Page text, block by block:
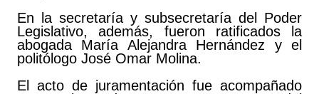
En la secretaría y subsecretaría del Poder
Legislativo, además, fueron ratificados la
abogada María Alejandra Hernández y el
politólogo José Omar Molina.
El acto de juramentación fue acompañado